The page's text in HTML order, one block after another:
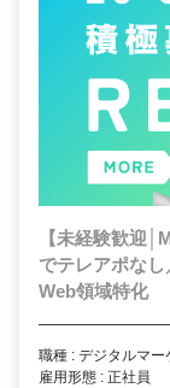
【未経験歓迎
でテレアポな
Web領域特化
職種 : デジタルマ
雇用形態 : 正社員